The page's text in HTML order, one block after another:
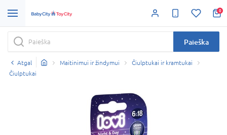
0
Paieška
Atgal Maitinimui ir žindymui
Čiulptukai ir kramtukai
Čiulptukai